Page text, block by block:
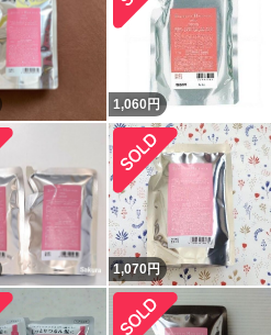
1,060 円
1,070円